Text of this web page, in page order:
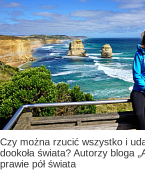
Czy można rzucić wszystko i
dookoła świata? Autorzy bloga
prawie pół świata